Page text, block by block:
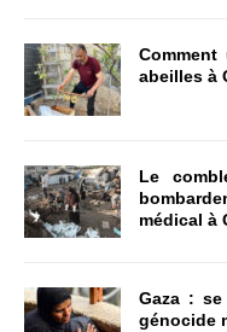
abeilles à
Le
médical à
Gaza :
génocide